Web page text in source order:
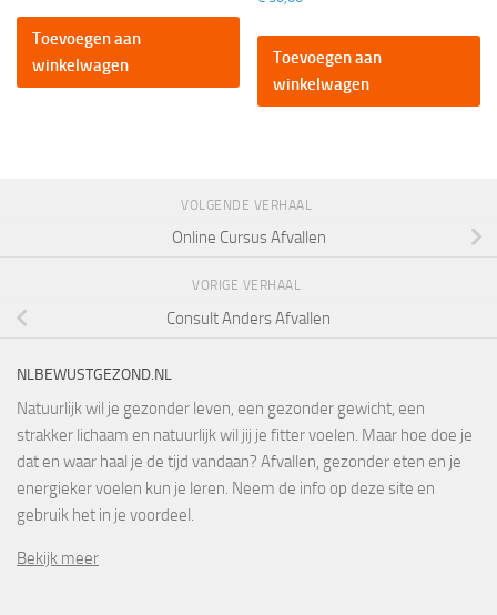
Toevoegen aan
winkelwagen
Toevoegen aan
winkelwagen
VOLGENDE VERHAAL
Online Cursus Afvallen
VORIGE VERHAAL
Consult Anders Afvallen
NLBEWUSTGEZOND.NL
Natuurlijk wil je gezonder leven, een gezonder gewicht, een
strakker lichaam en natuurlijk wil jij je fitter voelen. Maar hoe doe je
dat en waar haal je de tijd vandaan? Afvallen, gezonder eten en je
energieker voelen kun je leren. Neem de info op deze site en
gebruik het in je voordeel.
Bekijk meer